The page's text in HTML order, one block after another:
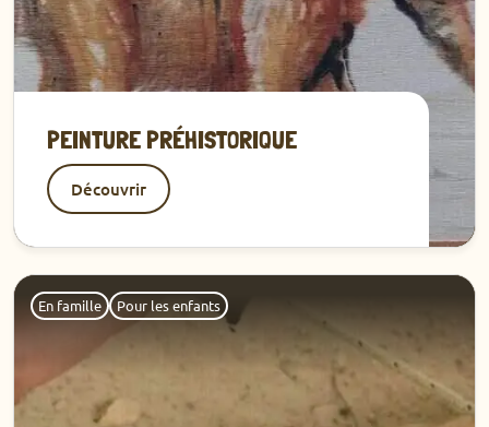
PEINTURE PRÉHISTORIQUE
Découvrir
En famille Pour les enfants
Découvrir